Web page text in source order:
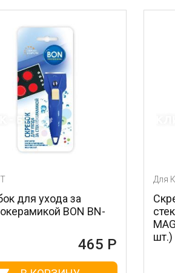
Скребок для
стеклокерамики
MAGIC POWER MP-
шт.)